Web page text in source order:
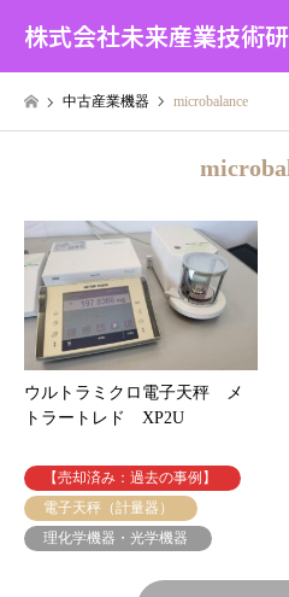
株式会社未来産業技術
中古産業機器 microbalance
ウルトラミクロ電子天秤 メ
トラートレド XP2U
【売却済み：過去の事例】
電子天秤（計量器）
理化学機器・光学機器